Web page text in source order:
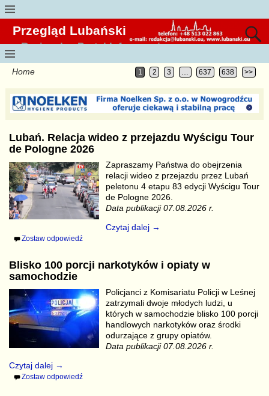
Przegląd Lubański
Regionalny Portal Informacyjny
Home 1 2 3 … 637 638 >>
Lubań. Relacja wideo z przejazdu Wyścigu Tour
de Pologne 2026
Zapraszamy Państwa do obejrzenia
relacji wideo z przejazdu przez Lubań
peletonu 4 etapu 83 edycji Wyścigu Tour
de Pologne 2026.
Data publikacji 07.08.2026 r.
Czytaj dalej →
Zostaw odpowiedź
Blisko 100 porcji narkotyków i opiaty w
samochodzie
Policjanci z Komisariatu Policji w Leśnej
zatrzymali dwoje młodych ludzi, u
których w samochodzie blisko 100 porcji
handlowych narkotyków oraz środki
odurzające z grupy opiatów.
Data publikacji 07.08.2026 r.
Czytaj dalej →
Zostaw odpowiedź